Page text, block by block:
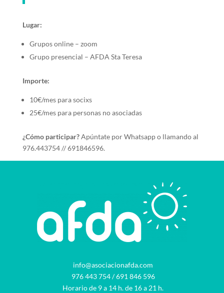
Lugar:
Grupos online – zoom
Grupo presencial – AFDA Sta Teresa
Importe:
10€/mes para socixs
25€/mes para personas no asociadas
¿Cómo participar?Apúntate por Whatsapp o llamando al
976.443754 // 691846596.
info@asociacionafda.com
976 443 754/691 846 596
Horario de 9 a 14 h. de 16 a 21 h.